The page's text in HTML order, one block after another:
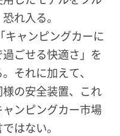
れ入る。
キャンピングカーに
ごせる快適さ」を
それに加えて、
の安全装置、これ
ンピングカー市場
はない。